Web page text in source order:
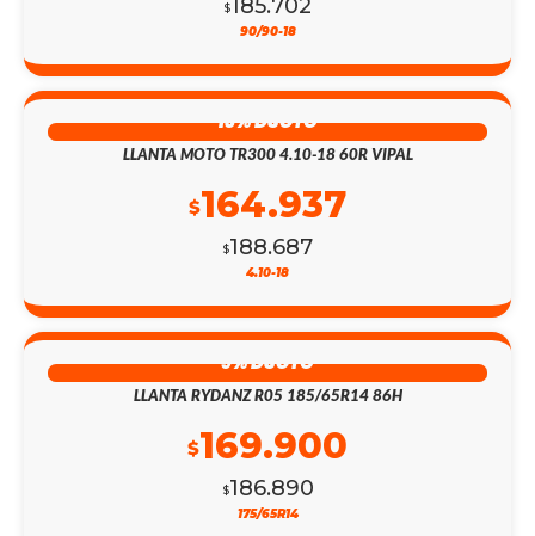
$185.702
90/90-18
13% DSCTO
LLANTA MOTO TR300 4.10-18 60R VIPAL
$188.687
$164.937
4.10-18
9% DSCTO
LLANTA RYDANZ R05 185/65R14 86H
$186.890
$169.900
175/65R14